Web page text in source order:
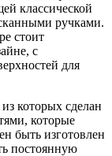
классической
ручками.
стоит
с
для
которых сделан
которые
быть изготовлен
постоянную